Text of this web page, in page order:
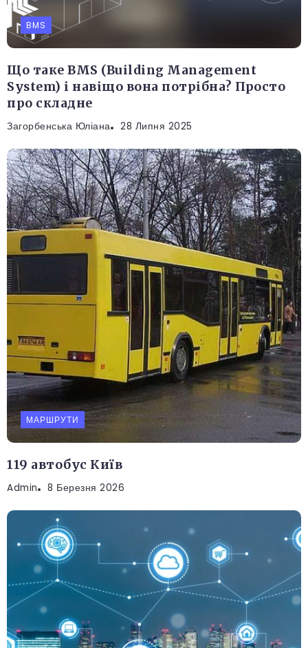
BMS
Що таке BMS (Building Management
System) і навіщо вона потрібна? Просто
про складне
Загорбенська Юліана 28 Липня 2025
МАРШРУТИ
119 автобус Київ
Admin 8 Березня 2026